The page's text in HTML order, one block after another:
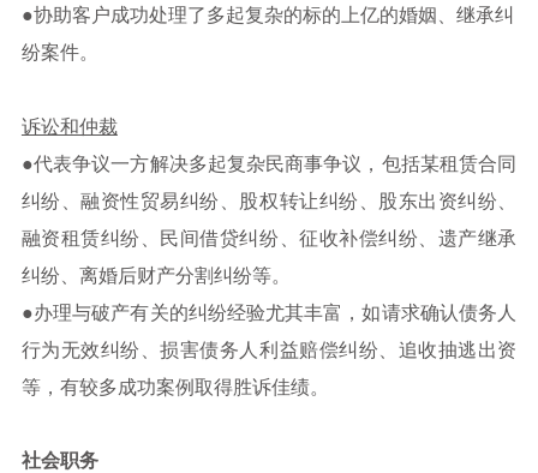
●协助客户成功处理了多起复杂的标的上亿的婚姻、继承纠
纷案件。
诉讼和仲裁
●代表争议一方解决多起复杂民商事争议，包括某租赁合同
纠纷、融资性贸易纠纷、股权转让纠纷、股东出资纠纷、
融资租赁纠纷、民间借贷纠纷、征收补偿纠纷、遗产继承
纠纷、离婚后财产分割纠纷等。
●办理与破产有关的纠纷经验尤其丰富，如请求确认债务人
行为无效纠纷、损害债务人利益赔偿纠纷、追收抽逃出资
等，有较多成功案例取得胜诉佳绩。
社会职务